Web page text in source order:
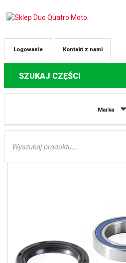
Kontakt z nami
Logowanie
SZUKAJ CZĘŚCI
Marka
Wyszukiwarka
Części do quadów Honda